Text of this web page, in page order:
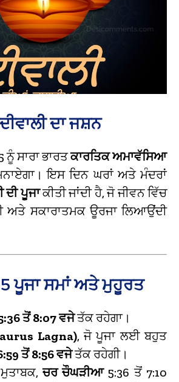
ਦਾ ਜਸ਼ਨ
ਸਾਰਾ ਭਾਰਤਕਾਰਤਿਕ ਅਮਾਵੱਸਿਆ
ਇਸ ਦਿਨ ਘਰਾਂ ਅਤੇ ਮੰਦਰਾਂ
ਦੀ ਪੂਜਾਕੀਤੀ ਜਾਂਦੀ ਹੈ, ਜੋ ਜੀਵਨ ਵਿੱਚ
ਅਤੇ ਸਕਾਰਾਤਮਕ ਊਰਜਾ ਲਿਆਉਂਦੀ
ਪੂਜਾ ਸਮਾਂ ਅਤੇ ਮੁਹੂਰਤ
ਤੋਂ 8:07 ਵਜੇਤੱਕ ਰਹੇਗਾ।
Lagna), ਜੋ ਪੂਜਾ ਲਈ ਬਹੁਤ
ਤੋਂ 8:56 ਵਜੇਤੱਕ ਰਹੇਗੀ।
ਚਰ ਚੌਘੜੀਆ5:36 ਤੋਂ 7:10